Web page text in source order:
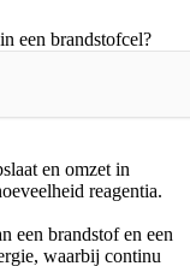
een brandstofcel?
en omzet in
reagentia.
een brandstof en een
waarbij continu